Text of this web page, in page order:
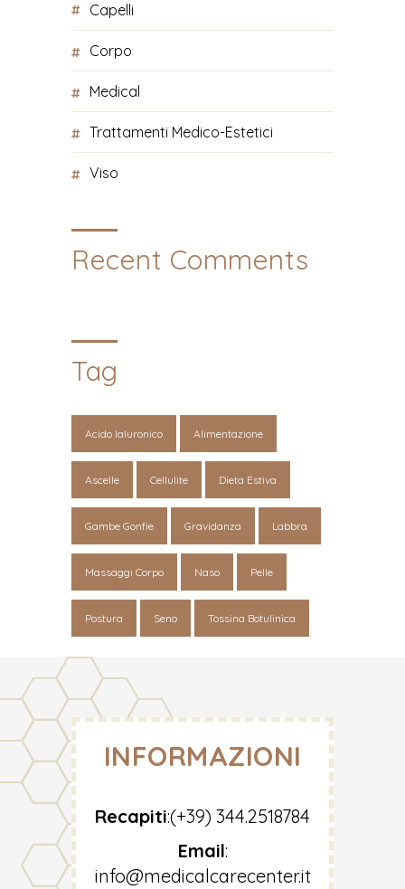
Capelli
Corpo
Medical
Trattamenti Medico-Estetici
Viso
Recent Comments
Tag
Acido Ialuronico Alimentazione
Ascelle Cellulite Dieta Estiva
Gambe Gonfie Gravidanza Labbra
Massaggi Corpo Naso Pelle
Postura Seno Tossina Botulinica
INFORMAZIONI
Recapiti:(+39) 344.2518784
Email:
info@medicalcarecenter.it